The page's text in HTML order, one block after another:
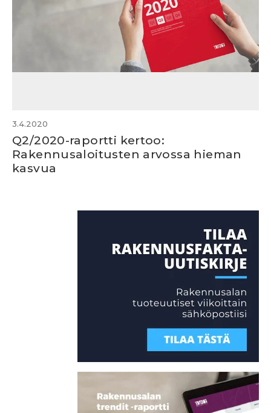
3.4.2020
Q2/2020-raportti kertoo:
Rakennusaloitusten arvossa hieman
kasvua